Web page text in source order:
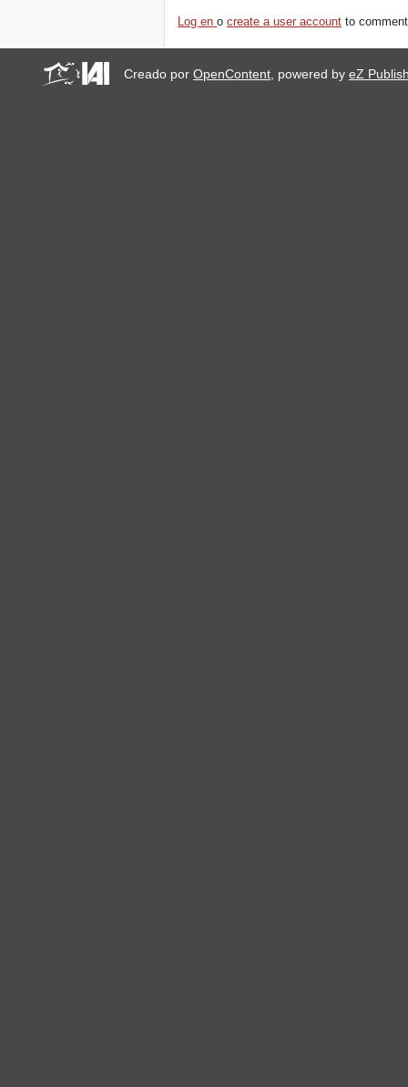
Log enocreate a user account to
Creado porOpenContent , powered byeZ